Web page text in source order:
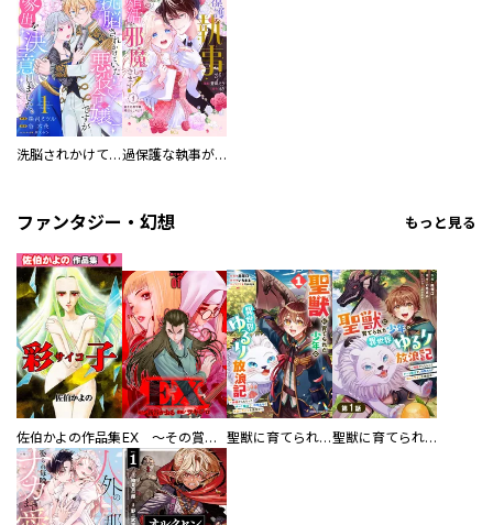
洗脳されかけていた悪役令嬢ですが家出を決意しました。【電子単行本版／特典おまけ付き】 過保護な執事が私の婚活を邪魔してきます！ 分冊版
ファンタジー・幻想 もっと見る
佐伯かよの作品集 EX ～その賞金稼ぎは、世界の出口を探す～【単行本版】 聖獣に育てられた少年の異世界ゆるり放浪記～神様からもらったチート魔法で、仲間たちとスローライフを満喫中～ 聖獣に育てられた少年の異世界ゆるり放浪記～神様からもらったチート魔法で、仲間たちとスローライフを満喫中～【分冊版】